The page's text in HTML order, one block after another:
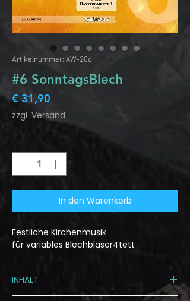
Artikelnummer: XW-206
#6 SonntagsBlech
€ 31,90
zzgl. Versand
In den Warenkorb
Festliche Kirchenmusik
für variables Blechbläser4tett
INHALT